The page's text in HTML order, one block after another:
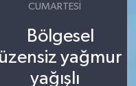
CUMARTESI